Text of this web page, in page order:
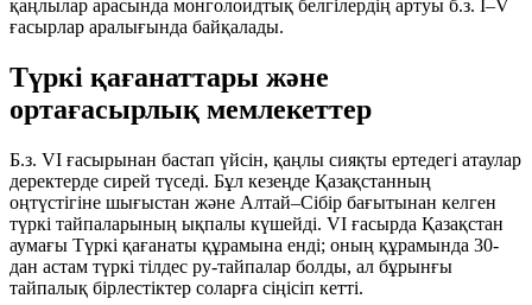
қаңлылар арасында монголоидтық белгілердің артуы б.з. I–V
ғасырлар аралығында байқалады.
Түркі қағанаттары және
ортағасырлық мемлекеттер
Б.з. VI ғасырынан бастап үйсін, қаңлы сияқты ертедегі атаулар
деректерде сирей түседі. Бұл кезеңде Қазақстанның
оңтүстігіне шығыстан және Алтай–Сібір бағытынан келген
түркі тайпаларының ықпалы күшейді. VI ғасырда Қазақстан
аумағы Түркі қағанаты құрамына енді; оның құрамында 30-
дан астам түркі тілдес ру-тайпалар болды, ал бұрынғы
тайпалық бірлестіктер соларға сіңісіп кетті.